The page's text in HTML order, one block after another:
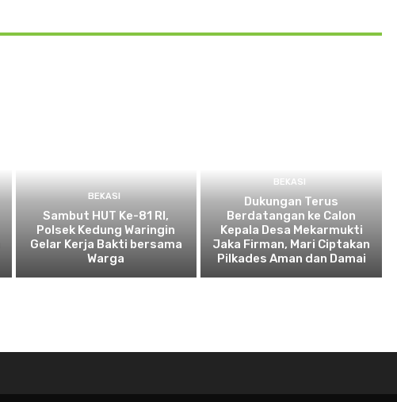
BEKASI
Sambut HUT Ke-81 RI,
Polsek Kedung Waringin
Gelar Kerja Bakti bersama
Warga
BEKASI
Dukungan Terus
Berdatangan ke Calon
Kepala Desa Mekarmukti
Jaka Firman, Mari Ciptakan
Pilkades Aman dan Damai